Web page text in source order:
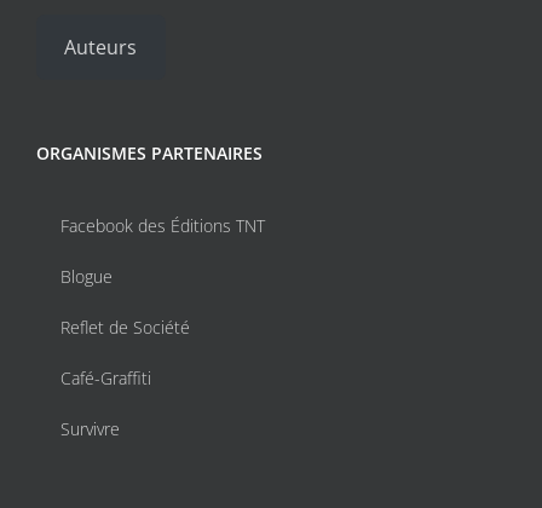
Auteurs
ORGANISMES PARTENAIRES
Facebook des Éditions TNT
Blogue
Reflet de Société
Café-Graffiti
Survivre